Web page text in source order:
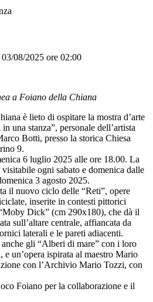
08/2025 ore 02:00
a Foiano della Chiana
è lieto di ospitare la mostra d’arte
una stanza”, personale dell’artista
Botti, presso la storica Chiesa
9.
6 luglio 2025 alle ore 18.00. La
visitabile ogni sabato e domenica dalle
3 agosto 2025.
il nuovo ciclo delle “Reti”, opere
inserite in contesti pittorici
Dick” (cm 290x180), che dà il
sull’altare centrale, affiancata da
laterali e le pareti adiacenti.
gli “Alberi di mare” con i loro
un’opera ispirata al maestro Mario
con l’Archivio Mario Tozzi, con
Foiano per la collaborazione e il